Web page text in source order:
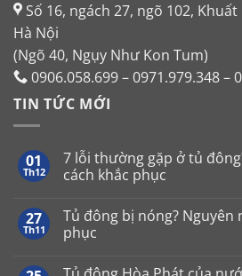
Số 16, ngách 27, ngõ 102,
Hà Nội
(Ngõ 40, Ngụy Như Kon Tum)
0906.058.699 – 0971.979.348 –
TIN TỨC MỚI
01
Th12
7 lỗi thường gặp ở tủ
cách khắc phục
bình
luận
ở
27
Th11
Tủ đông bị nóng? Nguyên
phục